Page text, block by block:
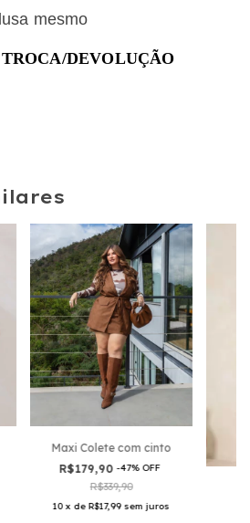
mesmo
DEVOLUÇÃO
Maxi Colete com cinto
R$179,90-47% OFF
R$339,90
10 xdeR$17,99 sem juros